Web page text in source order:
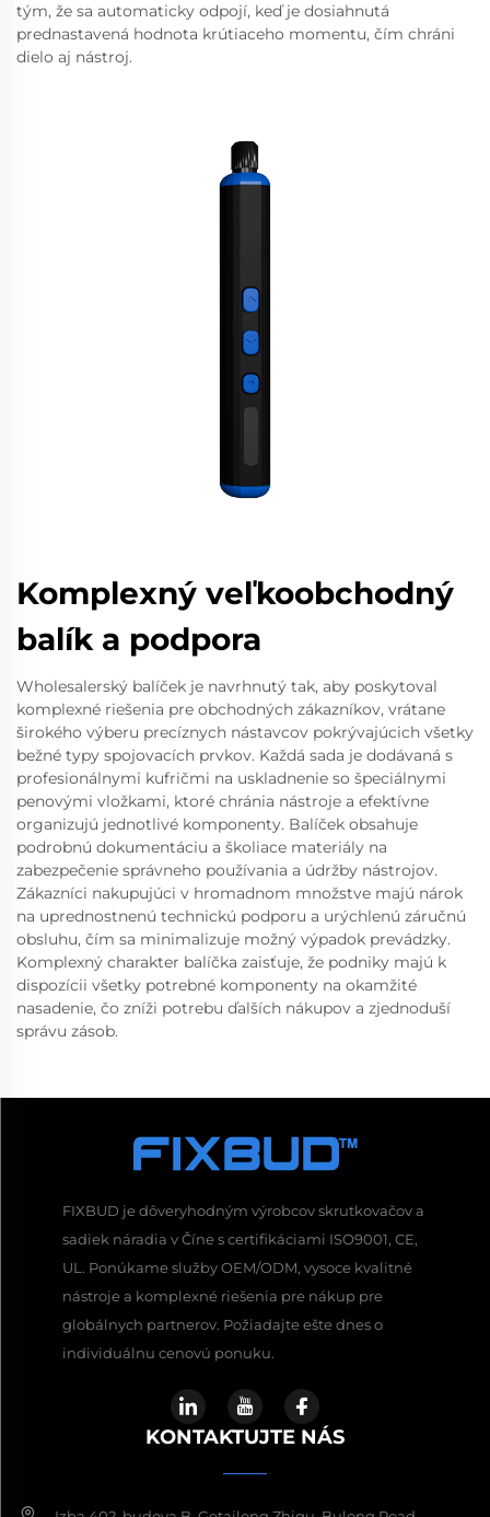
tým, že sa automaticky odpojí, keď je dosiahnutá
prednastavená hodnota krútiaceho momentu, čím chráni
dielo aj nástroj.
Komplexný veľkoobchodný
balík a podpora
Wholesalerský balíček je navrhnutý tak, aby poskytoval
komplexné riešenia pre obchodných zákazníkov, vrátane
širokého výberu precíznych nástavcov pokrývajúcich všetky
bežné typy spojovacích prvkov. Každá sada je dodávaná s
profesionálnymi kufričmi na uskladnenie so špeciálnymi
penovými vložkami, ktoré chránia nástroje a efektívne
organizujú jednotlivé komponenty. Balíček obsahuje
podrobnú dokumentáciu a školiace materiály na
zabezpečenie správneho používania a údržby nástrojov.
Zákazníci nakupujúci v hromadnom množstve majú nárok
na uprednostnenú technickú podporu a urýchlenú záručnú
obsluhu, čím sa minimalizuje možný výpadok prevádzky.
Komplexný charakter balíčka zaisťuje, že podniky majú k
dispozícii všetky potrebné komponenty na okamžité
nasadenie, čo zníži potrebu ďalších nákupov a zjednoduší
správu zásob.
FIXBUD je dôveryhodným výrobcov skrutkovačov a
sadiek náradia v Číne s certifikáciami ISO9001, CE,
UL. Ponúkame služby OEM/ODM, vysoce kvalitné
nástroje a komplexné riešenia pre nákup pre
globálnych partnerov. Požiadajte ešte dnes o
individuálnu cenovú ponuku.
KONTAKTUJTE NÁS